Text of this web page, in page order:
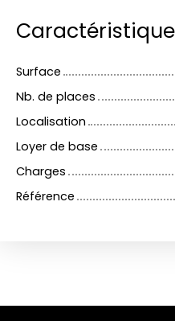
Surface
Nb. de places
Localisation
Loyer de base
Charges
Référence